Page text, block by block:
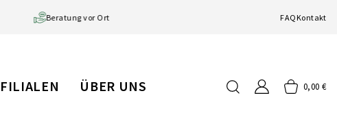
Beratung vor Ort FAQ Kontakt
FILIALEN ÜBER UNS 0,00 €